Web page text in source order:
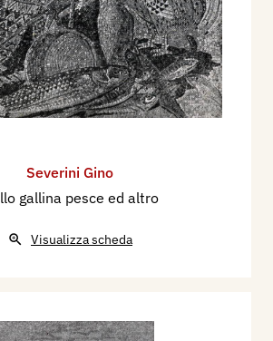
Severini Gino
gallina pesce ed altro
Visualizza scheda